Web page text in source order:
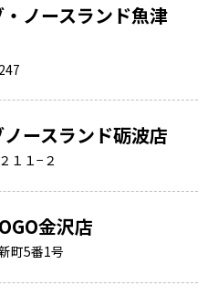
ノースランド魚津
ースランド砺波店
１１−２
金沢店
町5番1号